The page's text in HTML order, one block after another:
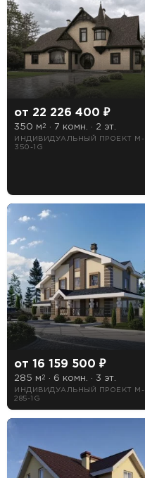
от 22 226 400 ₽
350 м 2 · 7 комн. · 2 эт.
ИНДИВИДУАЛЬНЫЙ ПРОЕКТ M-
350-1G
от 16 159 500 ₽
285 м2 · 6 комн. · 3 эт.
ИНДИВИДУАЛЬНЫЙ ПРОЕКТ M-
285-1G